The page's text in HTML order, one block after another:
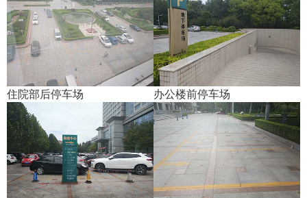
住院部后停车场 办公楼前停车场